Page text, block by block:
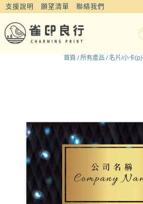
支援說明 願望清單 聯絡我們
首頁 /所有產品 /名片/小卡(p)